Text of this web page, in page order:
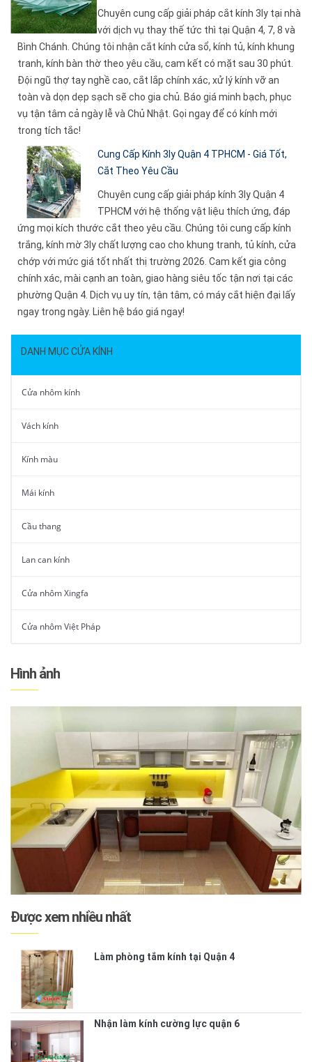
Chuyên cung cấp giải pháp cắt kính 3ly tại nhà
với dịch vụ thay thế tức thì tại Quận 4, 7, 8 và
Bình Chánh. Chúng tôi nhận cắt kính cửa sổ, kính tủ, kính khung
tranh, kính bàn thờ theo yêu cầu, cam kết có mặt sau 30 phút.
Đội ngũ thợ tay nghề cao, cắt lắp chính xác, xử lý kính vỡ an
toàn và dọn dẹp sạch sẽ cho gia chủ. Báo giá minh bạch, phục
vụ tận tâm cả ngày lễ và Chủ Nhật. Gọi ngay để có kính mới
trong tích tắc!
Cung Cấp Kính 3ly Quận 4 TPHCM - Giá Tốt,
Cắt Theo Yêu Cầu
Chuyên cung cấp giải pháp kính 3ly Quận 4
TPHCM với hệ thống vật liệu thích ứng, đáp
ứng mọi kích thước cắt theo yêu cầu. Chúng tôi cung cấp kính
trắng, kính mờ 3ly chất lượng cao cho khung tranh, tủ kính, cửa
chớp với mức giá tốt nhất thị trường 2026. Cam kết gia công
chính xác, mài cạnh an toàn, giao hàng siêu tốc tận nơi tại các
phường Quận 4. Dịch vụ uy tín, tận tâm, có máy cắt hiện đại lấy
ngay trong ngày. Liên hệ báo giá ngay!
DANH MỤC CỬA KÍNH
Cửa nhôm kính
Vách kính
Kính màu
Mái kính
Cầu thang
Lan can kính
Cửa nhôm Xingfa
Cửa nhôm Việt Pháp
Hình ảnh
Được xem nhiều nhất
Làm phòng tắm kính tại Quận 4
Nhận làm kính cường lực quận 6